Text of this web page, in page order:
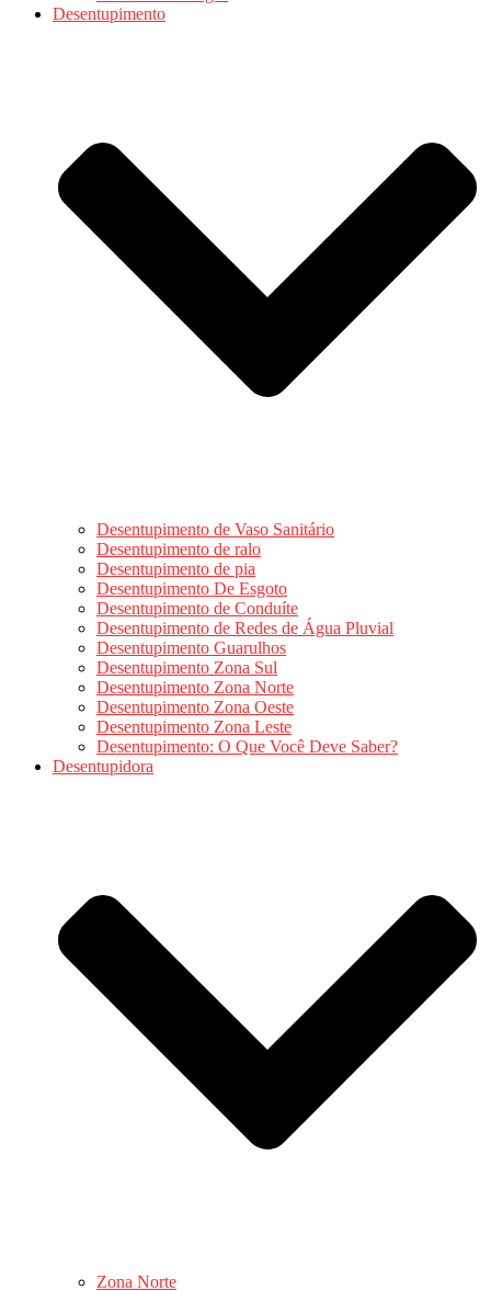
Desentupimento
Desentupimento de Vaso Sanitário
Desentupimento de ralo
Desentupimento de pia
Desentupimento De Esgoto
Desentupimento de Conduíte
Desentupimento de Redes de Água Pluvial
Desentupimento Guarulhos
Desentupimento Zona Sul
Desentupimento Zona Norte
Desentupimento Zona Oeste
Desentupimento Zona Leste
Desentupimento: O Que Você Deve Saber?
Desentupidora
Zona Norte